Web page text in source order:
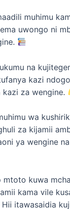
muhimu
uwongo ni
na
kazi
za wengine.
wa
za kijamii
ya wengine
kuwa
kama vile
itawasaidia